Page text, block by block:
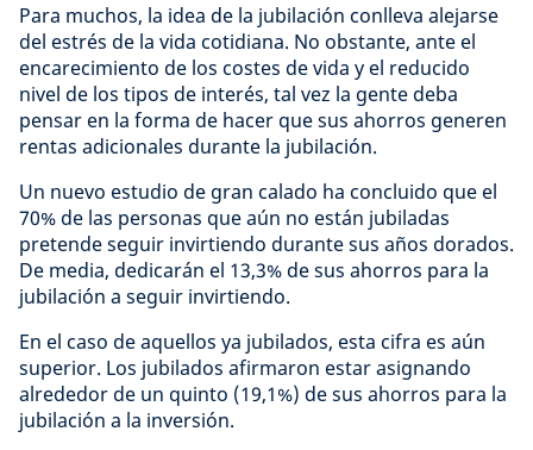
Para muchos, la idea de la jubilación conlleva alejarse
del estrés de la vida cotidiana. No obstante, ante el
encarecimiento de los costes de vida y el reducido
nivel de los tipos de interés, tal vez la gente deba
pensar en la forma de hacer que sus ahorros generen
rentas adicionales durante la jubilación.
Un nuevo estudio de gran calado ha concluido que el
70% de las personas que aún no están jubiladas
pretende seguir invirtiendo durante sus años dorados.
De media, dedicarán el 13,3% de sus ahorros para la
jubilación a seguir invirtiendo.
En el caso de aquellos ya jubilados, esta cifra es aún
superior. Los jubilados afirmaron estar asignando
alrededor de un quinto (19,1%) de sus ahorros para la
jubilación a la inversión.